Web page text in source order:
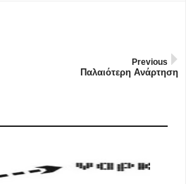
Previous
Παλαιότερη Ανάρτηση